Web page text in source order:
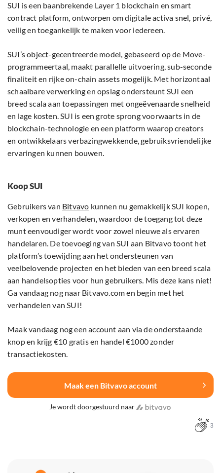
SUI is een baanbrekende Layer 1 blockchain en smart
contract platform, ontworpen om digitale activa snel, privé,
veilig en toegankelijk te maken voor iedereen.
SUI’s object-gecentreerde model, gebaseerd op de Move-
programmeertaal, maakt parallelle uitvoering, sub-seconde
finaliteit en rijke on-chain assets mogelijk. Met horizontaal
schaalbare verwerking en opslag ondersteunt SUI een
breed scala aan toepassingen met ongeëvenaarde snelheid
en lage kosten. SUI is een grote sprong voorwaarts in de
blockchain-technologie en een platform waarop creators
en ontwikkelaars verbazingwekkende, gebruiksvriendelijke
ervaringen kunnen bouwen.
Koop SUI
Gebruikers van Bitvavo kunnen nu gemakkelijk SUI kopen,
verkopen en verhandelen, waardoor de toegang tot deze
munt eenvoudiger wordt voor zowel nieuwe als ervaren
handelaren. De toevoeging van SUI aan Bitvavo toont het
platform’s toewijding aan het ondersteunen van
veelbelovende projecten en het bieden van een breed scala
aan handelsopties voor hun gebruikers. Mis deze kans niet!
Ga vandaag nog naar Bitvavo.com en begin met het
verhandelen van SUI!
Maak vandaag nog een account aan via de onderstaande
knop en krijg €10 gratis en handel €1000 zonder
transactiekosten.
Maak een Bitvavo account
Je wordt doorgestuurd naar
3